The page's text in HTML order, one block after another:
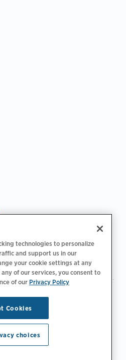
Inc. Med enerett.
technologies to personalize
and support us in our
your cookie settings at any
of our services, you consent to
of our Privacy Policy
Cookies
choices